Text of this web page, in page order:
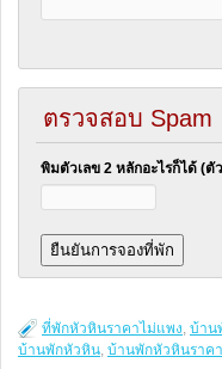
ตรวจสอบ Spam
พิมตัวเลข 2 หลักอะไรก็ได้ (ตั
ที่พักหัวหินราคาไม่แพง, บ้าน
บ้านพักหัวหิน, บ้านพักหัวหินราค